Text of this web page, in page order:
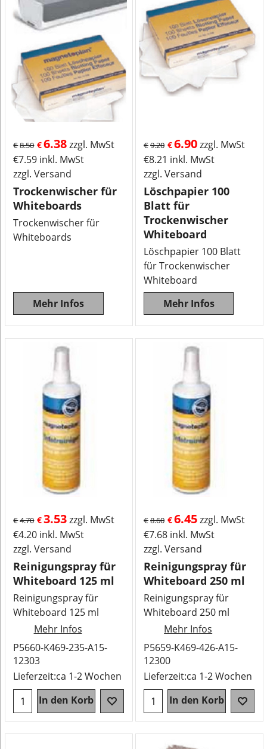
€8.50 €6.38zzgl. MwSt
€7.59 inkl. MwSt
zzgl. Versand
Trockenwischer für
Whiteboards
Trockenwischer für
Whiteboards
Mehr Infos
€9.20 €6.90zzgl. MwSt
€8.21 inkl. MwSt
zzgl. Versand
Löschpapier 100
Blatt für
Trockenwischer
Whiteboard
Löschpapier 100 Blatt
für Trockenwischer
Whiteboard
Mehr Infos
€4.70 €3.53zzgl. MwSt
€4.20 inkl. MwSt
zzgl. Versand
Reinigungspray für
Whiteboard 125 ml
Reinigungspray für
Whiteboard 125 ml
Mehr Infos
P5660-K469-235-A15-
12303
Lieferzeit:ca 1-2 Wochen
In den Korb
€8.60 €6.45zzgl. MwSt
€7.68 inkl. MwSt
zzgl. Versand
Reinigungspray für
Whiteboard 250 ml
Reinigungspray für
Whiteboard 250 ml
Mehr Infos
P5659-K469-426-A15-
12300
Lieferzeit:ca 1-2 Wochen
In den Korb